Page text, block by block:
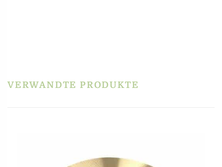
7000er“
VERWANDTE PRODUKTE